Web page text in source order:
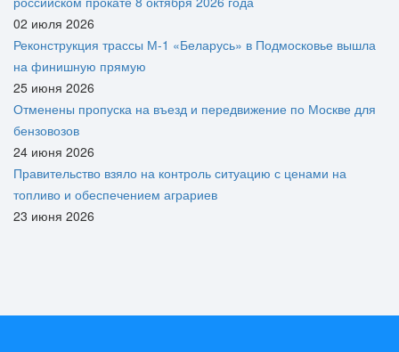
02 июля 2026
Реконструкция трассы М-1 «Беларусь» в Подмосковье вышла
на финишную прямую
25 июня 2026
Отменены пропуска на въезд и передвижение по Москве для
бензовозов
24 июня 2026
Правительство взяло на контроль ситуацию с ценами на
топливо и обеспечением аграриев
23 июня 2026